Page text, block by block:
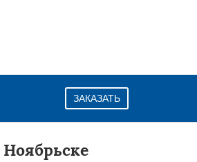
ЗАКАЗАТЬ